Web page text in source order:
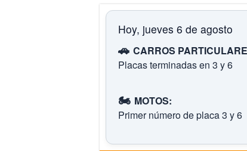
Hoy, jueves 6 de agosto
🚗 CARROS
Placas terminadas en 3 y 6
🏍️ MOTOS:
Primer número de placa 3 y 6